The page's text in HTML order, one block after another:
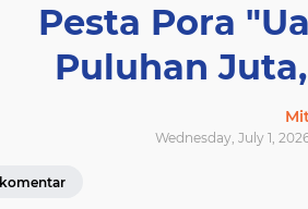
Pesta Pora
Puluhan
Wednesday, July 1,
komentar